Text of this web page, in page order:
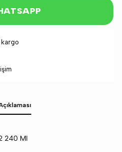
240 Ml